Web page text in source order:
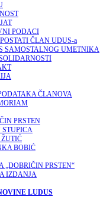
PODACI
ČLAN UDUS-a
SAMOSTALNOG UMETNIKA
ČLANOVA
PRSTEN
STUPICA
BOBIĆ
„DOBRIČIN PRSTEN“
IZDANJA
LUDUS